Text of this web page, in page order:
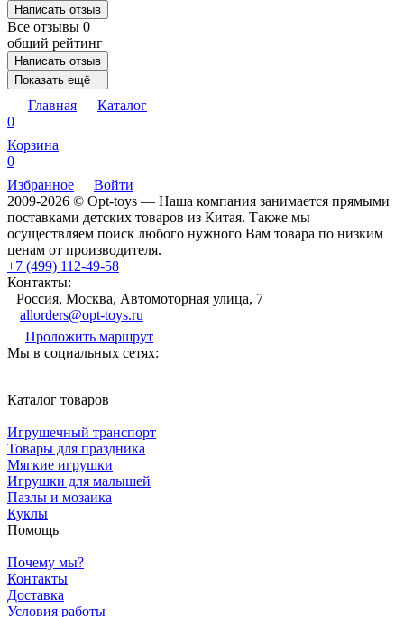
Написать отзыв
Все отзывы 0
общий рейтинг
Написать отзыв
Показать ещё
Главная
Каталог
0
Корзина
0
Избранное
Войти
2009-2026 © Opt-toys — Наша компания занимается прямыми
поставками детских товаров из Китая. Также мы
осуществляем поиск любого нужного Вам товара по низким
ценам от производителя.
+7 (499) 112-49-58
Контакты:
Россия, Москва, Автомоторная улица, 7
allorders@opt-toys.ru
Проложить маршрут
Мы в социальных сетях:
Каталог товаров
Игрушечный транспорт
Товары для праздника
Мягкие игрушки
Игрушки для малышей
Пазлы и мозаика
Куклы
Помощь
Почему мы?
Контакты
Доставка
Условия работы